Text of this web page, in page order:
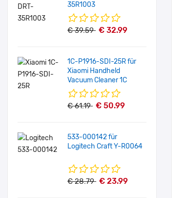
35R1003
€ 39.59 € 32.99
1C-P1916-SDI-25R für
Xiaomi Handheld
Vacuum Cleaner 1C
€ 61.19 € 50.99
533-000142 für
Logitech Craft Y-R0064
€ 28.79 € 23.99